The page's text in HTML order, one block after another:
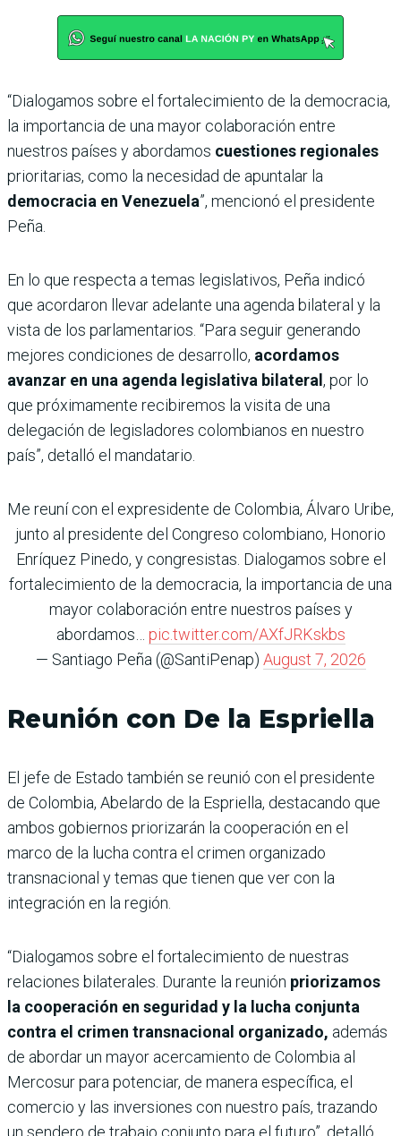
“Dialogamos sobre el fortalecimiento de la democracia,
la importancia de una mayor colaboración entre
nuestros países y abordamos cuestiones regionales
prioritarias, como la necesidad de apuntalar la
democracia en Venezuela”, mencionó el presidente
Peña.
En lo que respecta a temas legislativos, Peña indicó
que acordaron llevar adelante una agenda bilateral y la
vista de los parlamentarios. “Para seguir generando
mejores condiciones de desarrollo, acordamos
avanzar en una agenda legislativa bilateral , por lo
que próximamente recibiremos la visita de una
delegación de legisladores colombianos en nuestro
país”, detalló el mandatario.
Me reuní con el expresidente de Colombia, Álvaro Uribe,
junto al presidente del Congreso colombiano, Honorio
Enríquez Pinedo, y congresistas. Dialogamos sobre el
fortalecimiento de la democracia, la importancia de una
mayor colaboración entre nuestros países y
abordamos… pic.twitter.com/AXfJRKskbs
— Santiago Peña (@SantiPenap) August 7, 2026
Reunión con De la Espriella
El jefe de Estado también se reunió con el presidente
de Colombia, Abelardo de la Espriella, destacando que
ambos gobiernos priorizarán la cooperación en el
marco de la lucha contra el crimen organizado
transnacional y temas que tienen que ver con la
integración en la región.
“Dialogamos sobre el fortalecimiento de nuestras
relaciones bilaterales. Durante la reunión priorizamos
la cooperación en seguridad y la lucha conjunta
contra el crimen transnacional organizado, además
de abordar un mayor acercamiento de Colombia al
Mercosur para potenciar, de manera específica, el
comercio y las inversiones con nuestro país, trazando
un sendero de trabajo conjunto para el futuro”, detalló.